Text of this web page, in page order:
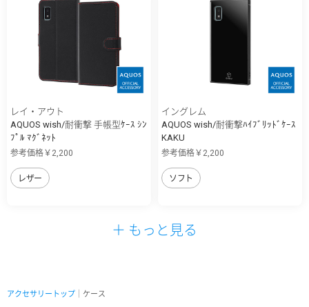
レイ・アウト
AQUOS wish/耐衝撃 手帳型ｹｰｽ ｼﾝ
ﾌﾟﾙ ﾏｸﾞﾈｯﾄ
参考価格￥2,200
レザー
イングレム
AQUOS wish/耐衝撃ﾊｲﾌﾞﾘｯﾄﾞｹｰｽ
KAKU
参考価格￥2,200
ソフト
＋ もっと見る
アクセサリートップ ｜ケース